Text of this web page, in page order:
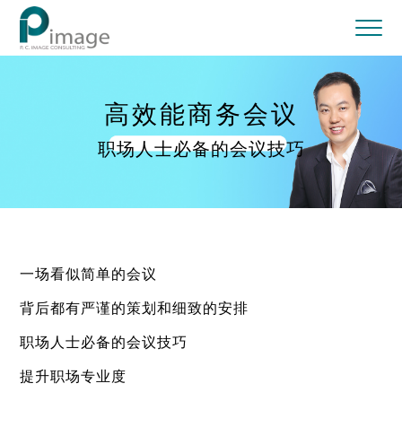
高效能商务会议
职场人士必备的会议技巧
一场看似简单的会议
背后都有严谨的策划和细致的安排
职场人士必备的会议技巧
提升职场专业度